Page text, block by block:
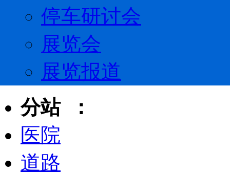
停车研讨会
展览会
展览报道
分站 ：
医院
道路